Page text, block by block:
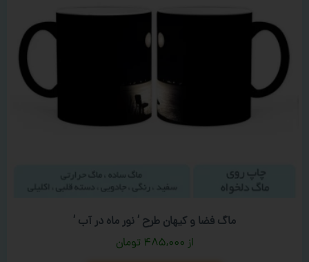
ماگ فضا و کیهان طرح ‘ نور ماه در آب ‘
۴۸۵,۰۰۰ تومان